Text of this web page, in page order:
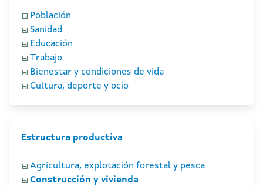
Población
Sanidad
Educación
Trabajo
Bienestar y condiciones de vida
Cultura, deporte y ocio
Estructura productiva
Agricultura, explotación forestal y pesca
Construcción y vivienda